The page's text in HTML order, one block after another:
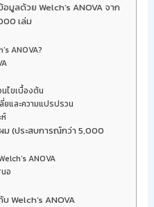
มูลด้วย Welch’s ANOVA จาก
เล่ม
ANOVA?
ไขเบื้องต้น
และความแปรปรวน
ม (ประสบการณ์กว่า 5,000
ANOVA
อ
Welch’s ANOVA